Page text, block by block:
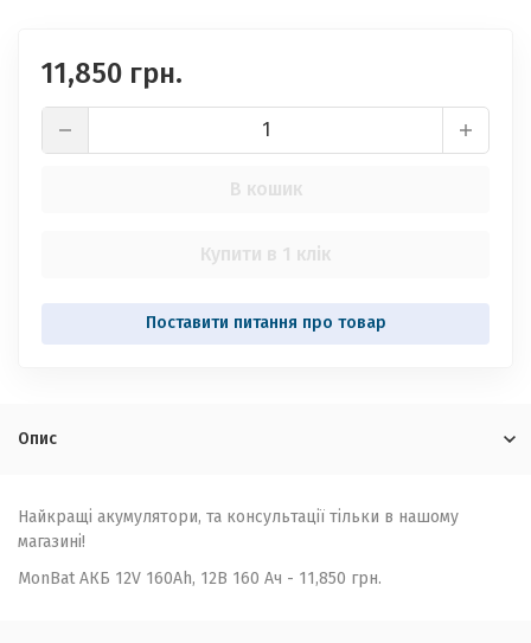
11,850 грн.
В кошик
Купити в 1 клік
Опис
Найкращі акумулятори, та консультації тільки в нашому
магазині!
MonBat АКБ 12V 160Ah, 12В 160 Ач - 11,850 грн.